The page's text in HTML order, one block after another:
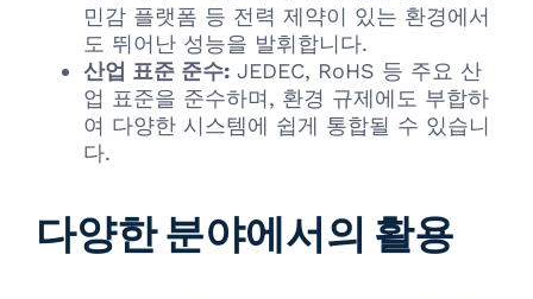
민감 플랫폼 등 전력 제약이 있는 환경에서
도 뛰어난 성능을 발휘합니다.
산업 표준 준수: JEDEC, RoHS 등 주요 산
업 표준을 준수하며, 환경 규제에도 부합하
여 다양한 시스템에 쉽게 통합될 수 있습니
다.
다양한 분야에서의 활용